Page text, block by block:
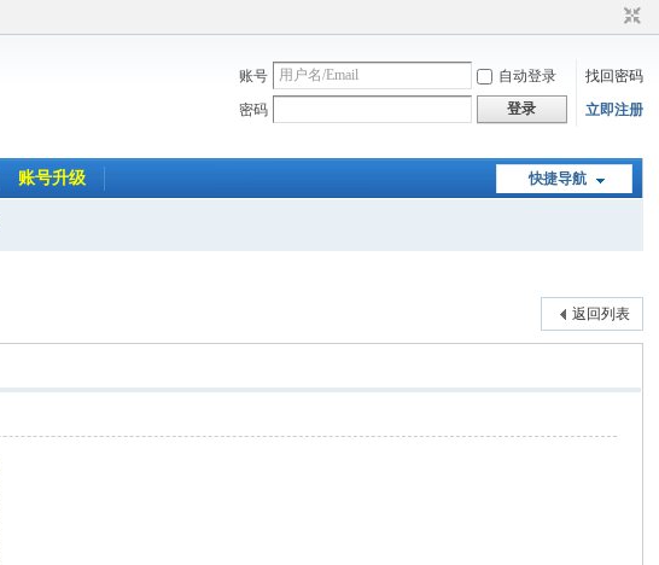
账号 自动登录
找回密码
密码
登录 立即注册
快捷导航
账号升级
返回列表